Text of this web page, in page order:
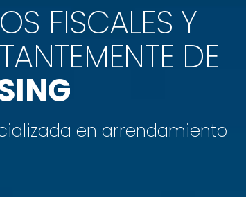
FISCALES Y
DE
en arrendamiento